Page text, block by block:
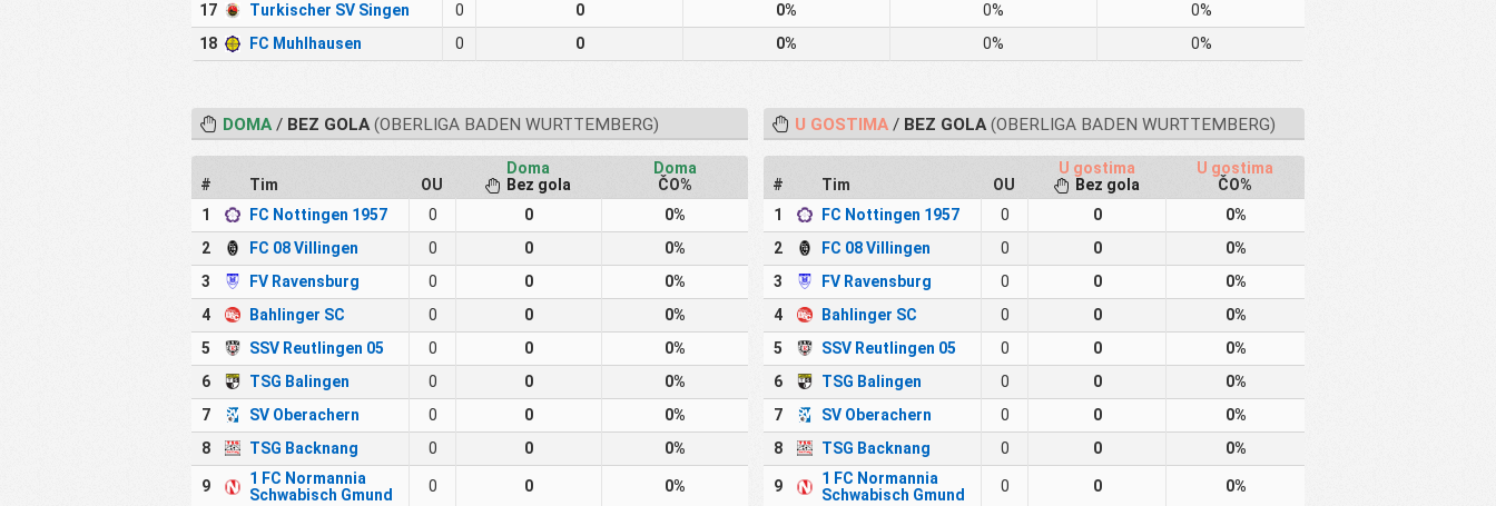
17
Turkischer SV Singen 0 0 0% 0%
0%
18
FC Muhlhausen 0 0 0% 0% 0%
DOMA /BEZ GOLA(OBERLIGA BADEN WURTTEMBERG)
# Tim OU
Doma
Bez gola
Doma
ČO%
1
FC Nottingen 1957 0 0
0%
2
FC 08 Villingen 0 0
0%
3
FV Ravensburg 0 0
0%
4
Bahlinger SC 0 0
0%
5
SSV Reutlingen 05 0 0
0%
6
TSG Balingen 0 0
0%
7
SV Oberachern 0 0
0%
8
TSG Backnang 0 0 0%
9
1 FC Normannia
Schwabisch Gmund
0 0 0%
U GOSTIMA /BEZ GOLA(OBERLIGA BADEN WURTTEMBERG)
# Tim OU
U gostima
Bez gola
U gostima
ČO%
1
FC Nottingen 1957 0 0
0%
2
FC 08 Villingen 0 0
0%
3
FV Ravensburg 0 0
0%
4
Bahlinger SC 0 0
0%
5
SSV Reutlingen 05 0 0
0%
6
TSG Balingen 0 0
0%
7
SV Oberachern 0 0
0%
8
TSG Backnang 0 0 0%
9
1 FC Normannia
Schwabisch Gmund
0 0 0%